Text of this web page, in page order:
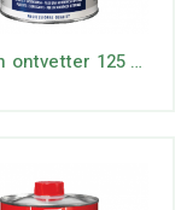
Griffon ontvetter 125 ml